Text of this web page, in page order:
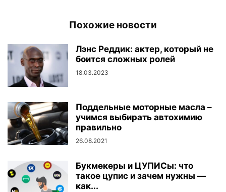
Похожие новости
Лэнс Реддик: актер, который не
боится сложных ролей
18.03.2023
Поддельные моторные масла –
учимся выбирать автохимию
правильно
26.08.2021
Букмекеры и ЦУПИСы: что
такое цупис и зачем нужны —
как...